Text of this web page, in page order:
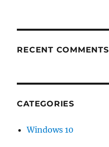
RECENT COMMENTS
CATEGORIES
Windows 10